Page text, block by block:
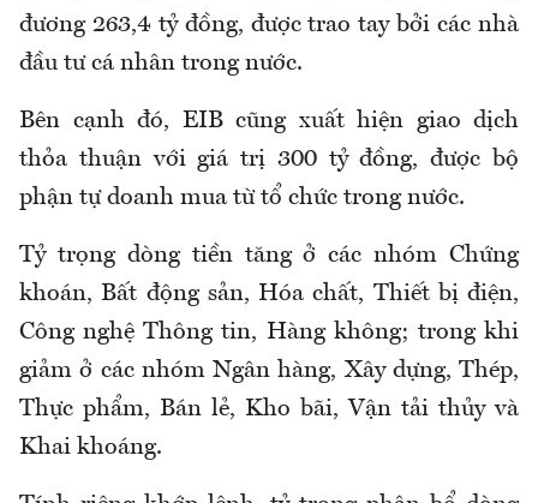
đương 263,4 tỷ đồng, được trao tay bởi các nhà
đầu tư cá nhân trong nước.
Bên cạnh đó, EIB cũng xuất hiện giao dịch
thỏa thuận với giá trị 300 tỷ đồng, được bộ
phận tự doanh mua từ tổ chức trong nước.
Tỷ trọng dòng tiền tăng ở các nhóm Chứng
khoán, Bất động sản, Hóa chất, Thiết bị điện,
Công nghệ Thông tin, Hàng không; trong khi
giảm ở các nhóm Ngân hàng, Xây dựng, Thép,
Thực phẩm, Bán lẻ, Kho bãi, Vận tải thủy và
Khai khoáng.